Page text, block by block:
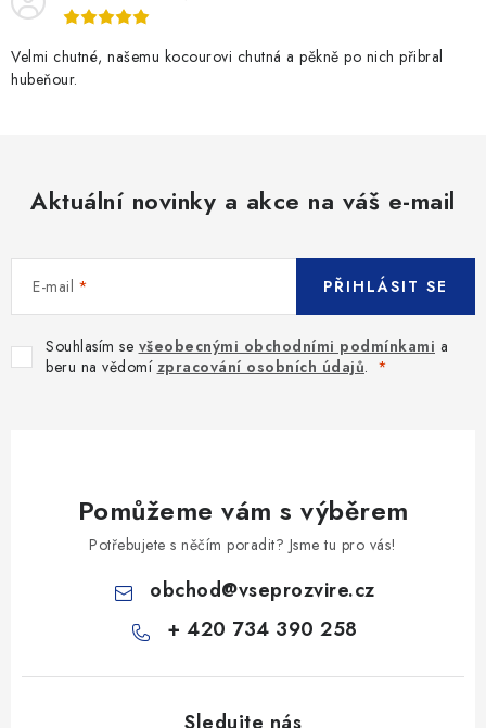
Velmi chutné, našemu kocourovi chutná a pěkně po nich přibral
hubeňour.
Aktuální novinky a akce na váš e-mail
E-mail
Souhlasím se všeobecnými obchodními podmínkami a
beru na vědomí zpracování osobních údajů.
PŘIHLÁSIT SE
Pomůžeme vám s výběrem
Potřebujete s něčím poradit? Jsme tu pro vás!
obchod@vseprozvire.cz
+ 420 734 390 258